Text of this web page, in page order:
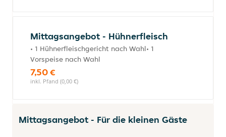
Mittagsangebot - Hühnerfleisch
• 1 Hühnerfleischgericht nach Wahl• 1
Vorspeise nach Wahl
7,50 €
inkl. Pfand (0,00 €)
Mittagsangebot - Für die kleinen Gäste